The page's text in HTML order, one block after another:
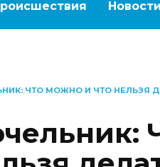
ЧТО МОЖНО И ЧТО НЕЛЬЗЯ